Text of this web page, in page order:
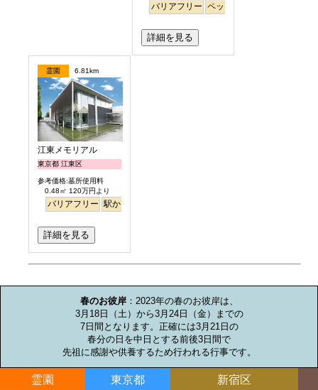
バリアフリー ペット
詳細を見る
霊園 6.81km
江東メモリアル
東京都 江東区
参考価格:墓所使用料
0.48㎡ 120万円より
バリアフリー 駅から徒歩
詳細を見る
春のお彼岸：2023年の春のお彼岸は、
3月18日（土）から3月24日（金）までの
7日間となります。正確には3月21日の
春分の日を中日とする前後3日間で
先祖に感謝や供養するため行われる行事です。
霊園 東京都 新宿区